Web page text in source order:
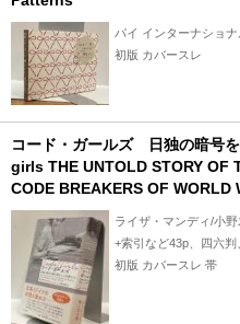
パイ インターナショ
初版 カバースレ
コード・ガールズ 日独の暗号
girls THE UNTOLD STORY OF
CODE BREAKERS OF WORLD
ライザ・マンディ/小
+索引など43p、四六判
初版 カバースレ 帯